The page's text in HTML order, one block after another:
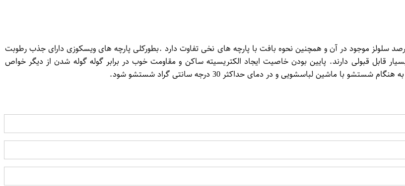
سلولز موجود در آن و همچنین نحوه بافت با پارچه های نخی تفاوت دارد .بطورکلی پارچه های ویسکوزی دارای جذب رطوبت
تنفس خوب و راحتی بسیار قابل قبولی دارند. پایین بودن خاصیت ایجاد الکتریسیته ساکن و مقاومت خوب در برابر گوله گوله شدن از دیگر خواص
لباسشویی و در دمای حداکثر 30 درجه سانتی گراد شستشو شود.